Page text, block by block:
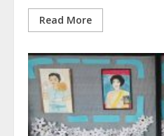
Read More